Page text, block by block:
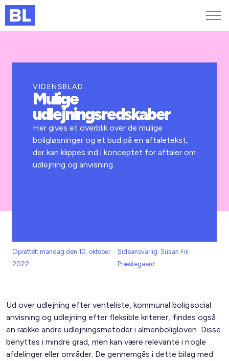
Kurser og arrangementer
Jobportalen
VIDENSBLAD
Mulige
udlejningsredskaber
Her gives et overblik over de mulige
boligløsninger og et bud på en aftaletekst,
der kan klippes ind i konceptet for aftaler om
udlejning og anvisning.
Oprettet: mandag den 10. oktober
2022
Sideansvarlig: Susan Fiil
Præstegaard
Ud over udlejning efter venteliste, kommunal boligsocial
anvisning og udlejning efter fleksible kriterier, findes også
en række andre udlejningsmetoder i almenboligloven. Disse
benyttes i mindre grad, men kan være relevante i nogle
afdelinger eller områder. De gennemgås i dette bilag med